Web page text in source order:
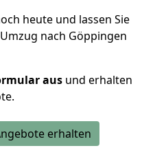
heute und lassen Sie
nach Göppingen
aus und erhalten
erhalten